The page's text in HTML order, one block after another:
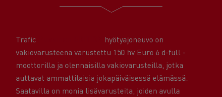
Trafic
hyötyajoneuvo on
vakiovarusteena varustettu 150 hv Euro 6 d-full -
moottorilla ja olennaisilla vakiovarusteilla, jotka
auttavat ammattilaisia jokapäiväisessä elämässä.
Saatavilla on monia lisävarusteita, joiden avulla